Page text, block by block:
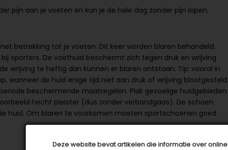
Deze website bevat artikelen die informatie over online
pijn aan je voeten en kun je de hele dag zonder pijn lopen.
betrekking tot je voeten. Dit keer worden blaren behandeld.
bij sporters. De voethuid beschermt zich tegen druk en wrijving
wrijving te heftig dan kunnen er blaren ontstaan. Tip: vooral in
wanneer de huid enige tijd niet aan druk of wrijving blootgesteld
beschermende maatregelen. Plak gevoelige huidgebieden
hecht pleister (dus zonder verbandgaas). De schoen
huid. Om blaren te voorkomen moeten sportschoenen goed